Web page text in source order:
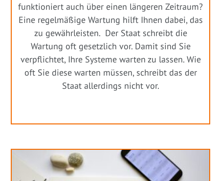
funktioniert auch über einen längeren Zeitraum?
Eine regelmäßige Wartung hilft Ihnen dabei, das
zu gewährleisten. Der Staat schreibt die
Wartung oft gesetzlich vor. Damit sind Sie
verpflichtet, Ihre Systeme warten zu lassen. Wie
oft Sie diese warten müssen, schreibt das der
Staat allerdings nicht vor.